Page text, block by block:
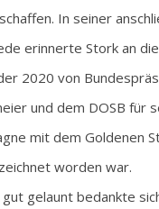
In seiner
erinnerte Stork an
2020 von
und dem DOSB für
mit dem Goldenen
worden war.
gelaunt bedankte